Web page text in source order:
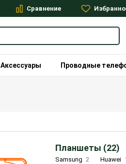
Сравнение
Аксессуары Проводные
Планшеты (22)
Samsung 2 Huawei